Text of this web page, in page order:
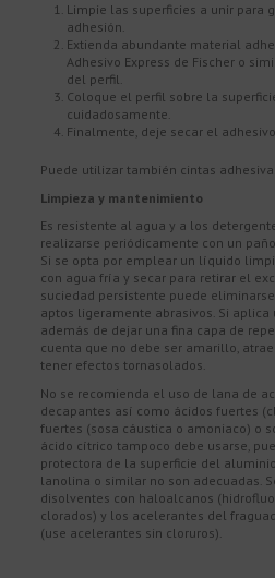
Limpie las superficies a unir para
adhesión.
Extienda abundante material
Adhesivo Express de Fischer o
del perfil.
Coloque el perfil sobre la
cuidadosamente.
Finalmente, deje secar el
Puede utilizar también cintas
Limpieza y mantenimiento
Es resistente al agua y a los
realizarse periódicamente con un
Si se opta por emplear un líquido
con agua fría y secar para retirar el
suciedad persistente puede
aptos ligeramente abrasivos. Si aplica
además de dejar una fina capa de
cuenta que no debe ser amarillo,
tener efectos tornasolados.
No se recomienda el uso de lana de
decapantes así como ácidos fuertes
fuertes (sosa cáustica o amoniaco) o
ácido cítrico tampoco debe usarse,
protectora de la superficie del
lanolina o similar no son adecuadas.
disolventes con haloalcanos
clorados) y los acelerantes del
(use acelerantes sin cloruros).